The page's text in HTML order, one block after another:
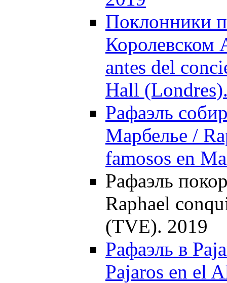
Поклонники
Королевском
antes del
Hall
Рафаэль
Марбелье /
famosos en
Рафаэль
Raphael
(TVE). 2019
Рафаэль в
Pajaros en el